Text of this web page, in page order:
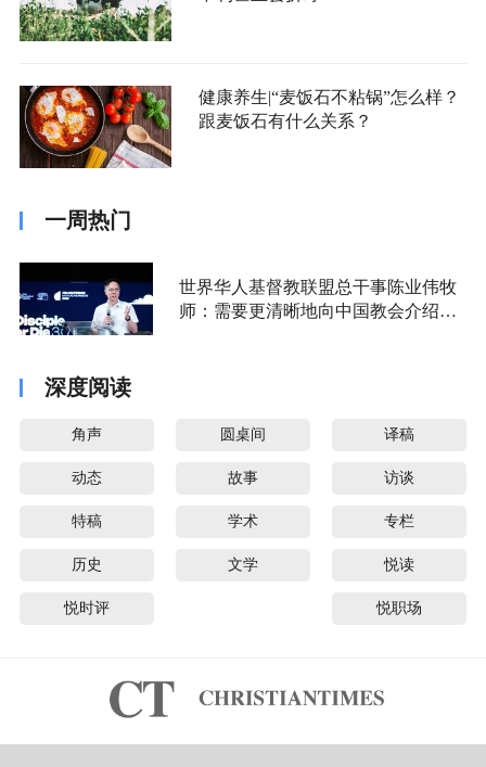
健康养生|“麦饭石不粘锅”怎么样？
跟麦饭石有什么关系？
一周热门
世界华人基督教联盟总干事陈业伟牧
师：需要更清晰地向中国教会介绍福
深度阅读
角声 圆桌间 译稿
动态 故事 访谈
特稿 学术 专栏
历史 文学 悦读
悦时评 悦职场